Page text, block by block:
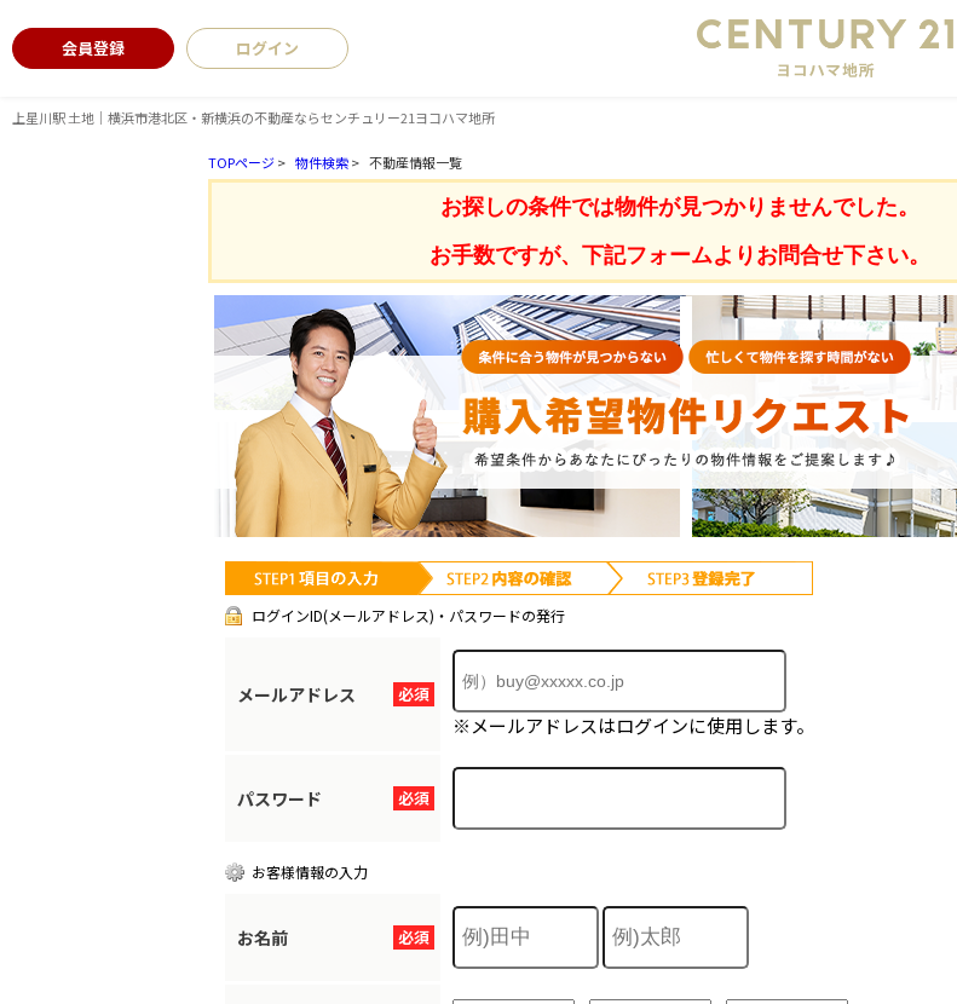
上星川駅 土地｜横浜市港北区・新横浜の不動産ならセンチュリー21ヨコハマ地所
会員登録 ログイン
TOPページ> 物件検索> 不動産情報一覧
お探しの条件では物件が見つかりませんでした。
お手数ですが、下記フォームよりお問合せ下さい。
ログインID(メールアドレス)・パスワードの発行
必須
メールアドレス
※メールアドレスはログインに使用します。
必須
パスワード
お客様情報の入力
必須
お名前